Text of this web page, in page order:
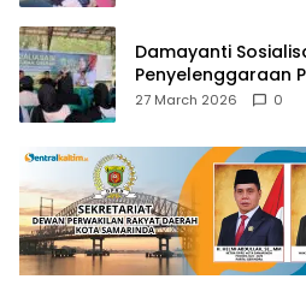
Damayanti
Penyelenggaraan
dan Wawasan
27 March 2026 0